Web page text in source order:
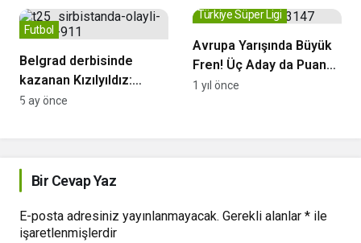
Belgrad derbisinde
kazanan Kızılyıldız:
Partizan’a 3 gol!
Futbol
5 ay önce
Avrupa Yarışında Büyük
Fren! Üç Aday da Puan
Kaybetti
Türkiye Süper Ligi
1 yıl önce
Bir Cevap Yaz
E-posta adresiniz yayınlanmayacak. Gerekli alanlar * ile
işaretlenmişlerdir